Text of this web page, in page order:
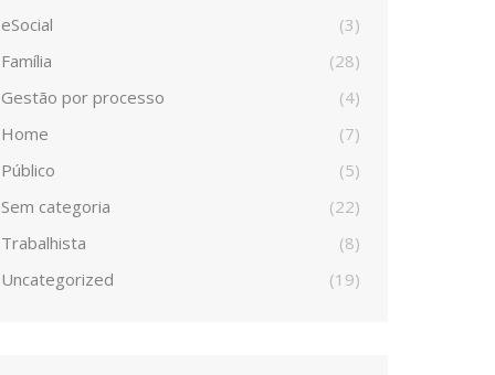
eSocial
(3)
Família
(28)
Gestão por processo
(4)
Home
(7)
Público
(5)
Sem categoria
(22)
Trabalhista
(8)
Uncategorized
(19)